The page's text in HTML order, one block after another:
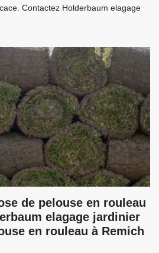
Contactez Holderbaum elagage
de pelouse en rouleau
elagage jardinier
en rouleau à Remich